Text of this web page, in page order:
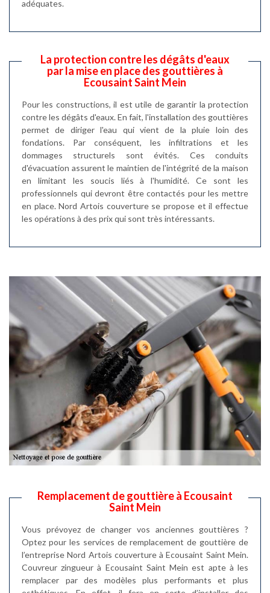
adéquates.
La protection contre les dégâts d'eaux
par la mise en place des gouttières à
Ecousaint Saint Mein
Pour les constructions, il est utile de garantir la protection
contre les dégâts d'eaux. En fait, l'installation des gouttières
permet de diriger l'eau qui vient de la pluie loin des
fondations. Par conséquent, les infiltrations et les
dommages structurels sont évités. Ces conduits
d'évacuation assurent le maintien de l'intégrité de la maison
en limitant les soucis liés à l'humidité. Ce sont les
professionnels qui devront être contactés pour les mettre
en place. Nord Artois couverture se propose et il effectue
les opérations à des prix qui sont très intéressants.
Remplacement de gouttière à Ecousaint
Saint Mein
Vous prévoyez de changer vos anciennes gouttières ?
Optez pour les services de remplacement de gouttière de
l’entreprise Nord Artois couverture à Ecousaint Saint Mein.
Couvreur zingueur à Ecousaint Saint Mein est apte à les
remplacer par des modèles plus performants et plus